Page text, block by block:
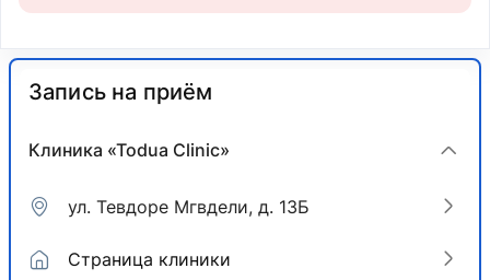
Запись на приём
Клиника «Todua Clinic»
ул. Тевдоре Мгвдели, д. 13Б
Страница клиники